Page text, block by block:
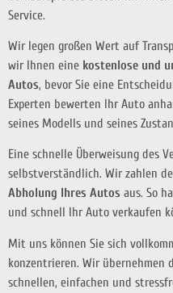
Service.
Wir legen großen Wert auf
wir Ihnen eine kostenlose und
Autos, bevor Sie eine
Experten bewerten Ihr Auto
seines Modells und seines
Eine schnelle Überweisung des
selbstverständlich. Wir zahlen
Abholung Ihres Autos aus. So
und schnell Ihr Auto verkaufen
Mit uns können Sie sich
konzentrieren. Wir übernehmen
schnellen, einfachen und